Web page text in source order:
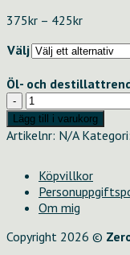
375kr – 425kr
till
Välj
Öl- och
Öl-
och
destillattrender
16.00
på
Oglamoröst
Lägg till i varukorg
Artikelnr: N/A Kategori:
Köpvillkor
Om mig
Copyright 2026 ©